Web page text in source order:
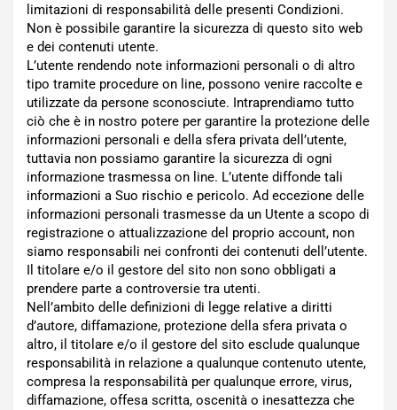
limitazioni di responsabilità delle presenti Condizioni.
Non è possibile garantire la sicurezza di questo sito web
e dei contenuti utente.
L’utente rendendo note informazioni personali o di altro
tipo tramite procedure on line, possono venire raccolte e
utilizzate da persone sconosciute. Intraprendiamo tutto
ciò che è in nostro potere per garantire la protezione delle
informazioni personali e della sfera privata dell’utente,
tuttavia non possiamo garantire la sicurezza di ogni
informazione trasmessa on line. L’utente diffonde tali
informazioni a Suo rischio e pericolo. Ad eccezione delle
informazioni personali trasmesse da un Utente a scopo di
registrazione o attualizzazione del proprio account, non
siamo responsabili nei confronti dei contenuti dell’utente.
Il titolare e/o il gestore del sito non sono obbligati a
prendere parte a controversie tra utenti.
Nell’ambito delle definizioni di legge relative a diritti
d’autore, diffamazione, protezione della sfera privata o
altro, il titolare e/o il gestore del sito esclude qualunque
responsabilità in relazione a qualunque contenuto utente,
compresa la responsabilità per qualunque errore, virus,
diffamazione, offesa scritta, oscenità o inesattezza che